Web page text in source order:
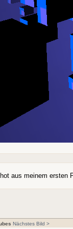
aus meinem ersten
Nächstes Bild >